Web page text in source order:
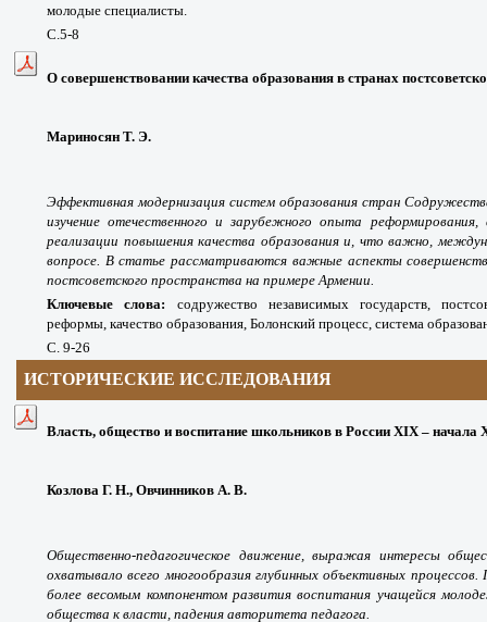
молодые специалисты.
С.5-8
О совершенствовании качества образования в странах
Мариносян Т. Э.
Эффективная модернизация систем образования стран
изучение отечественного и зарубежного опыта
реализации повышения качества образования и, что важно,
вопросе. В статье рассматриваются важные аспекты
постсоветского пространства на примере Армении.
Ключевые слова: содружество независимых государств,
реформы, качество образования, Болонский процесс, система
С. 9-26
ИСТОРИЧЕСКИЕ ИССЛЕДОВАНИЯ
Власть, общество и воспитание школьников в России ХIХ – начала
Козлова Г. Н., Овчинников А. В.
Общественно-педагогическое движение, выражая интересы
охватывало всего многообразия глубинных объективных
более весомым компонентом развития воспитания учащейся
общества к власти, падения авторитета педагога.